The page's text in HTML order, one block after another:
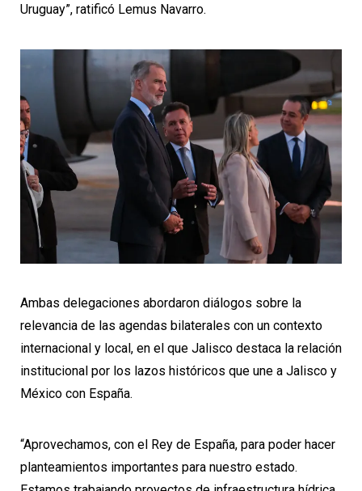
Uruguay”, ratificó Lemus Navarro.
Ambas delegaciones abordaron diálogos sobre la
relevancia de las agendas bilaterales con un contexto
internacional y local, en el que Jalisco destaca la relación
institucional por los lazos históricos que une a Jalisco y
México con España.
“Aprovechamos, con el Rey de España, para poder hacer
planteamientos importantes para nuestro estado.